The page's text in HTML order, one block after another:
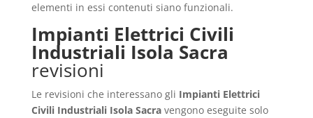
elementi in essi contenuti siano funzionali.
Impianti Elettrici Civili
Industriali Isola Sacra
revisioni
Le revisioni che interessano gli Impianti Elettrici
Civili Industriali Isola Sacravengono eseguite solo